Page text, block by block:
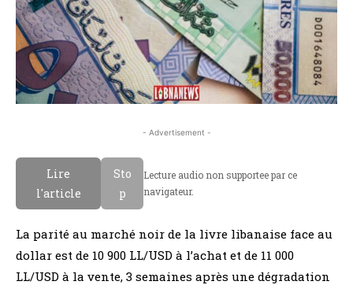
- Advertisement -
Lire
l'article
Sto
p
Lecture audio non supportee par ce
navigateur.
La parité au marché noir de la livre libanaise face au
dollar est de 10 900 LL/USD à l’achat et de 11 000
LL/USD à la vente, 3 semaines après une dégradation